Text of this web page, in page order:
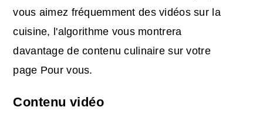
vous aimez fréquemment des vidéos sur la
cuisine, l'algorithme vous montrera
davantage de contenu culinaire sur votre
page Pour vous.
Contenu vidéo